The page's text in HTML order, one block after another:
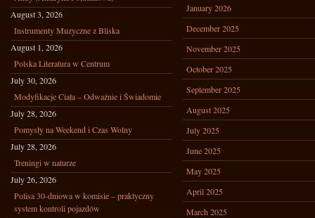
August 3, 2026
Instrumenty Muzyczne z Bliska
August 1, 2026
Polska Literatura w Centrum
July 30, 2026
Modyfikacje Ciała – Odważnie i Świadomie
July 28, 2026
Pomysły na Weekend i Czas Wolny
July 28, 2026
Treningi w naturze
July 26, 2026
Polisa 30-dniowa w komisie – praktyczny
system kontroli pojazdów
January 2026
December 2025
November 2025
October 2025
September 2025
August 2025
July 2025
June 2025
May 2025
April 2025
March 2025